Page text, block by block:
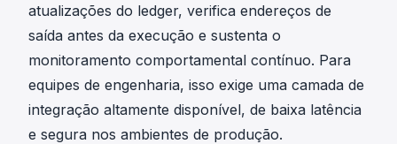
atualizações do ledger, verifica endereços de
saída antes da execução e sustenta o
monitoramento comportamental contínuo. Para
equipes de engenharia, isso exige uma camada de
integração altamente disponível, de baixa latência
e segura nos ambientes de produção.